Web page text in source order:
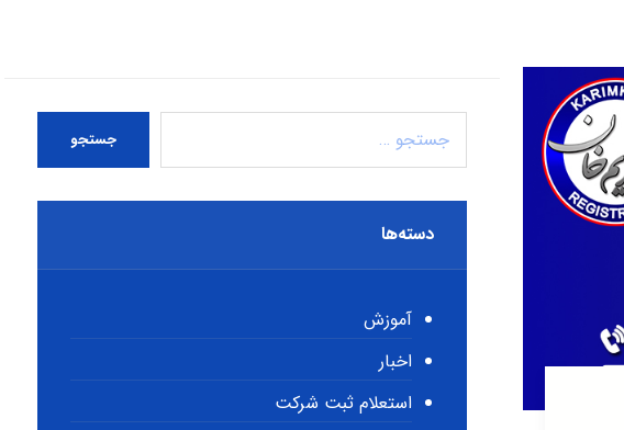
جستجو
دسته‌ها
آموزش
اخبار
استعلام ثبت شرکت